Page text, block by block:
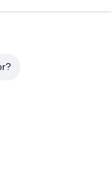
частиц и
и